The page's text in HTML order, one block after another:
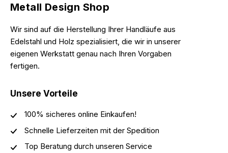
Metall Design Shop
Wir sind auf die Herstellung Ihrer Handläufe aus
Edelstahl und Holz spezialisiert, die wir in unserer
eigenen Werkstatt genau nach Ihren Vorgaben
fertigen.
Unsere Vorteile
100% sicheres online Einkaufen!
Schnelle Lieferzeiten mit der Spedition
Top Beratung durch unseren Service